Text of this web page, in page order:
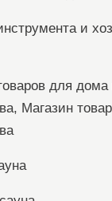
и
для дома
Магазин